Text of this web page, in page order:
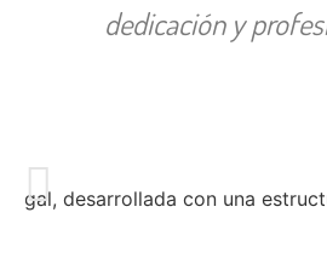
dedicación y